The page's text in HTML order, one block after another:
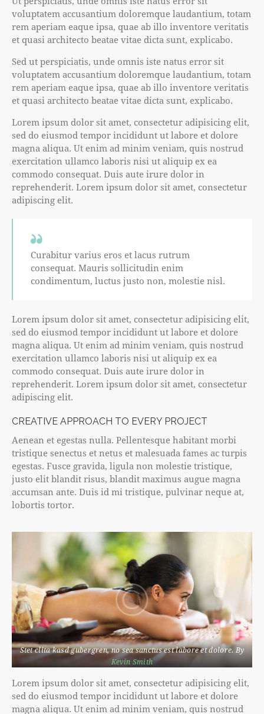
voluptatem accusantium doloremque laudantium, totam
rem aperiam eaque ipsa, quae ab illo inventore veritatis
et quasi architecto beatae vitae dicta sunt, explicabo.
Sed ut perspiciatis, unde omnis iste natus error sit
voluptatem accusantium doloremque laudantium, totam
rem aperiam eaque ipsa, quae ab illo inventore veritatis
et quasi architecto beatae vitae dicta sunt, explicabo.
Lorem ipsum dolor sit amet, consectetur adipisicing elit,
sed do eiusmod tempor incididunt ut labore et dolore
magna aliqua. Ut enim ad minim veniam, quis nostrud
exercitation ullamco laboris nisi ut aliquip ex ea
commodo consequat. Duis aute irure dolor in
reprehenderit. Lorem ipsum dolor sit amet, consectetur
adipiscing elit.
Curabitur varius eros et lacus rutrum
consequat. Mauris sollicitudin enim
condimentum, luctus justo non, molestie nisl.
Lorem ipsum dolor sit amet, consectetur adipisicing elit,
sed do eiusmod tempor incididunt ut labore et dolore
magna aliqua. Ut enim ad minim veniam, quis nostrud
exercitation ullamco laboris nisi ut aliquip ex ea
commodo consequat. Duis aute irure dolor in
reprehenderit. Lorem ipsum dolor sit amet, consectetur
adipiscing elit.
CREATIVE APPROACH TO EVERY PROJECT
Aenean et egestas nulla. Pellentesque habitant morbi
tristique senectus et netus et malesuada fames ac turpis
egestas. Fusce gravida, ligula non molestie tristique,
justo elit blandit risus, blandit maximus augue magna
accumsan ante. Duis id mi tristique, pulvinar neque at,
lobortis tortor.
Stet clita kasd gubergren, no sea sanctus est labore et dolore. By
Kevin Smith
Lorem ipsum dolor sit amet, consectetur adipisicing elit,
sed do eiusmod tempor incididunt ut labore et dolore
magna aliqua. Ut enim ad minim veniam, quis nostrud